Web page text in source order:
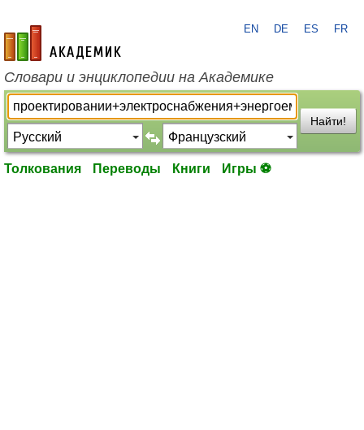
academic.ru
EN DE ES FR
Словари и энциклопедии на Академике
Найти!
Толкования Переводы Книги Игры ⚽